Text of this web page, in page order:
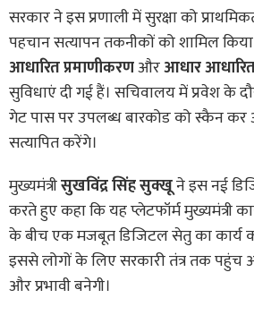
सरकार ने इस प्रणाली में सुरक्षा को
पहचान सत्यापन तकनीकों को शामिल
आधारित प्रमाणीकरणऔरआधार
सुविधाएं दी गई हैं। सचिवालय में प्रवेश के
गेट पास पर उपलब्ध बारकोड को स्कैन
सत्यापित करेंगे।
मुख्यमंत्रीसुखविंद्र सिंह सुक्खूने इस नई
करते हुए कहा कि यह प्लेटफॉर्म मुख्यमंत्री
के बीच एक मजबूत डिजिटल सेतु का कार्य
इससे लोगों के लिए सरकारी तंत्र तक पहुंच
और प्रभावी बनेगी।